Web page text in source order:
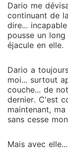
Dario me
continuant de
dire...
pousse un
éjacule en elle.
Dario a
moi... surtout
couche... de
dernier. C'est
maintenant,
sans cesse
Mais avec